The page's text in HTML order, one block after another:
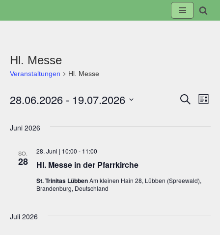
Hl. Messe
Veranstaltungen Hl. Messe
Suche
Suche
Liste
28.06.2026 - 19.07.2026
wählen.
Juni 2026
SO.
28 Hl. Messe in der Pfarrkirche
28. Juni | 10:00 - 11:00
St. Trinitas LübbenAm kleinen Hain 28, Lübben (Spreewald),
Brandenburg, Deutschland
Juli 2026